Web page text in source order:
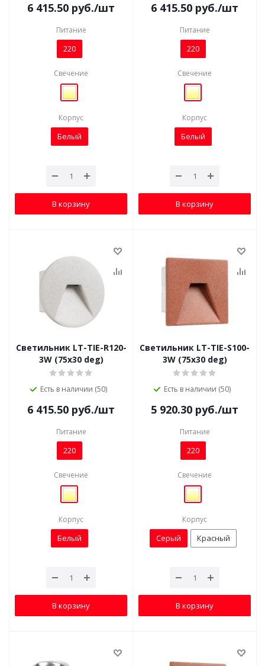
6 415.50 руб./шт
Питание
220
Свечение
Корпус
Белый
В корзину
6 415.50 руб./шт
Питание
220
Свечение
Корпус
Белый
В корзину
Светильник LT-TIE-R120-
3W (75x30 deg)
Есть в наличии (50)
6 415.50 руб./шт
Питание
220
Свечение
Корпус
Белый
В корзину
Светильник LT-TIE-S100-
3W (75x30 deg)
Есть в наличии (50)
5 920.30 руб./шт
Питание
220
Свечение
Корпус
Серый Красный
В корзину